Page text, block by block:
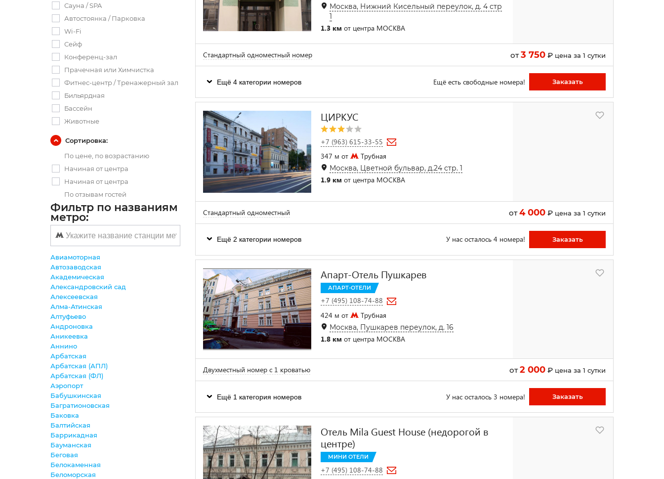
Москва, Нижний Кисельный переулок, д. 4 стр
1
1.3 км от центра МОСКВА
Стандартный одноместный номер от3 750₽ цена за 1 сутки
Ещё 4 категории номеров Ещё есть свободные номера! Заказать
ЦИРКУС
+7 (963) 615-33-55
347 м от
Трубная
Москва, Цветной бульвар, д.24 стр. 1
1.9 км от центра МОСКВА
Стандартный одноместный от4 000₽ цена за 1 сутки
Ещё 2 категории номеров У нас осталось 4 номера! Заказать
Апарт-Отель Пушкарев
АПАРТ-ОТЕЛИ
+7 (495) 108-74-88
424 м от
Трубная
Москва, Пушкарев переулок, д. 16
1.8 км от центра МОСКВА
Двухместный номер с 1 кроватью от2 000₽ цена за 1 сутки
Ещё 1 категория номеров У нас осталось 3 номера! Заказать
Отель Mila Guest House (недорогой в
центре)
МИНИ ОТЕЛИ
+7 (495) 108-74-88
Сауна / SPA
Автостоянка / Парковка
Wi-Fi
Сейф
Конференц-зал
Прачечная или Химчистка
Фитнес-центр / Тренажерный зал
Бильярдная
Бассейн
Животные
Сортировка:
По цене, по возрастанию
Начиная от центра
Начиная от центра
По отзывам гостей
Фильтр по названиям
метро:
Авиамоторная
Автозаводская
Академическая
Александровский сад
Алексеевская
Алма-Атинская
Алтуфьево
Андроновка
Аникеевка
Аннино
Арбатская
Арбатская (АПЛ)
Арбатская (ФЛ)
Аэропорт
Бабушкинская
Багратионовская
Баковка
Балтийская
Баррикадная
Бауманская
Беговая
Белокаменная
Беломорская